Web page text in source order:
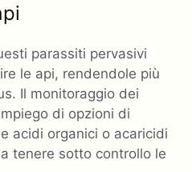
parassiti pervasivi
le api, rendendole più
Il monitoraggio dei
di opzioni di
acidi organici o acaricidi
tenere sotto controllo le